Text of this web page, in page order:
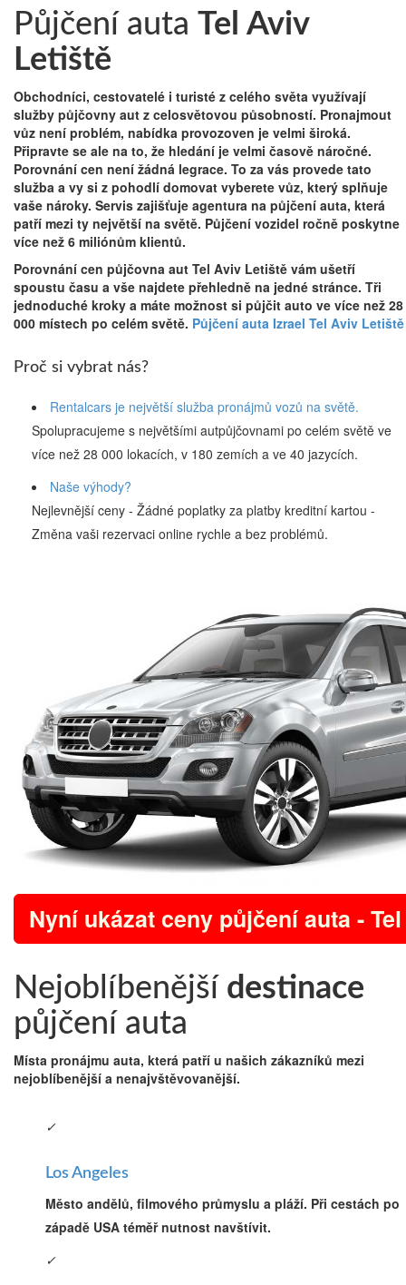
Půjčení auta Tel Aviv
Letiště
Obchodníci, cestovatelé i turisté z celého světa využívají
služby půjčovny aut z celosvětovou působností. Pronajmout
vůz není problém, nabídka provozoven je velmi široká.
Připravte se ale na to, že hledání je velmi časově náročné.
Porovnání cen není žádná legrace. To za vás provede tato
služba a vy si z pohodlí domovat vyberete vůz, který splňuje
vaše nároky. Servis zajišťuje agentura na půjčení auta, která
patří mezi ty největší na světě. Půjčení vozidel ročně poskytne
více než 6 miliónům klientů.
Porovnání cen půjčovna aut Tel Aviv Letiště vám ušetří
spoustu času a vše najdete přehledně na jedné stránce. Tři
jednoduché kroky a máte možnost si půjčit auto ve více než 28
000 místech po celém světě. Půjčení auta Izrael Tel Aviv Letiště
Proč si vybrat nás?
Rentalcars je největší služba pronájmů vozů na světě.
Spolupracujeme s největšími autpůjčovnami po celém světě ve
více než 28 000 lokacích, v 180 zemích a ve 40 jazycích.
Naše výhody?
Nejlevnější ceny - Žádné poplatky za platby kreditní kartou -
Změna vaši rezervaci online rychle a bez problémů.
Nyní ukázat ceny půjčení auta -
Nejoblíbenější destinace
půjčení auta
Místa pronájmu auta, která patří u našich zákazníků mezi
nejoblíbenější a nenajvštěvovanější.
✓
Los Angeles
Město andělů, filmového průmyslu a pláží. Při cestách po
západě USA téměř nutnost navštívit.
✓